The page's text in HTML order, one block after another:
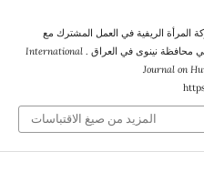
مستوى مشاركة المرأة الريفية في العمل المشترك مع
محافظة نينوى في العراق . International
Journal on
المزيد من صيغ الاقتباسات